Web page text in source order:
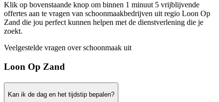
Klik op bovenstaande knop om binnen 1 minuut 5 vrijblijvende
offertes aan te vragen van schoonmaakbedrijven uit regio Loon Op
Zand die jou perfect kunnen helpen met de dienstverlening die je
zoekt.
Veelgestelde vragen over schoonmaak uit
Loon Op Zand
Kan ik de dag en het tijdstip bepalen?